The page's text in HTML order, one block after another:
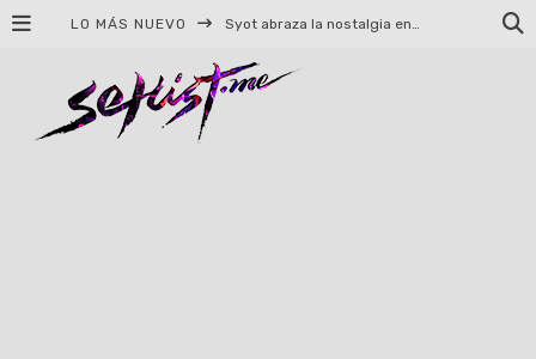
LO MÁS NUEVO Syot abraza la nostalgia en «Blame», el primer adelanto de su EP debut